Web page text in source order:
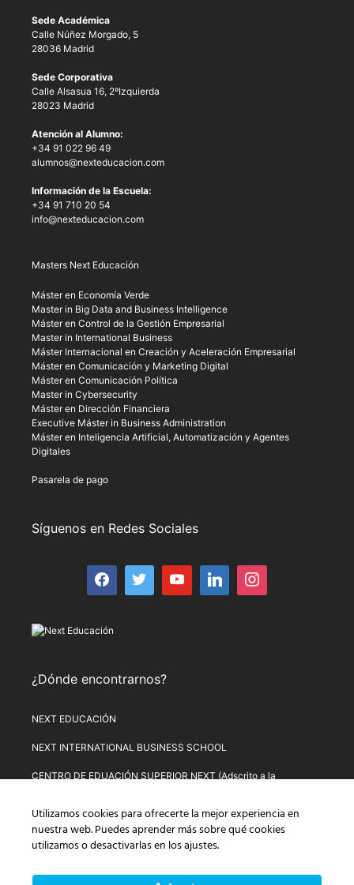
Sede Académica
Calle Núñez Morgado, 5
28036 Madrid
Sede Corporativa
Calle Alsasua 16, 2ºIzquierda
28023 Madrid
Atención al Alumno:
+34 91 022 96 49
alumnos@nexteducacion.com
Información de la Escuela:
+34 91 710 20 54
info@nexteducacion.com
Masters Next Educación
Máster en Economía Verde
Master in Big Data and Business Intelligence
Máster en Control de la Gestión Empresarial
Master in International Business
Máster Internacional en Creación y Aceleración Empresarial
Máster en Comunicación y Marketing Digital
Máster en Comunicación Política
Master in Cybersecurity
Máster en Dirección Financiera
Executive Máster in Business Administration
Máster en Inteligencia Artificial, Automatización y Agentes
Digitales
Pasarela de pago
Síguenos en Redes Sociales
¿Dónde encontrarnos?
NEXT EDUCACIÓN
NEXT INTERNATIONAL BUSINESS SCHOOL
CENTRO DE EDUACIÓN SUPERIOR NEXT (Adscrito a la
PLATAFORMA DE FORMACIÓN NEXT
Aviso Legal–Política de Privacidad–Términos y condiciones de
Formulario de Desistimiento
Utilizamos cookies para ofrecerte la mejor experiencia en
nuestra web. Puedes aprender más sobre qué cookies
utilizamos o desactivarlas en losajustes.